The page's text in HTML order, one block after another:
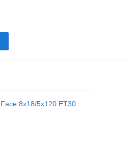
8x18/5x120 ET30